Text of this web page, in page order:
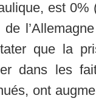
est 0%
de
que la
dans les
ont